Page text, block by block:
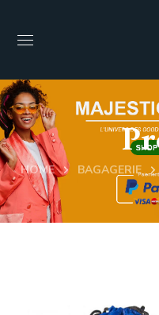
HOME BAGAGERIE